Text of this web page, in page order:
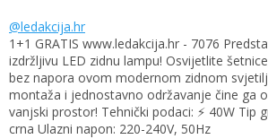
@ledakcija.hr
1+1 GRATIS www.ledakcija.hr - 7076
izdržljivu LED zidnu lampu! Osvijetlite
bez napora ovom modernom zidnom
montaža i jednostavno održavanje čine ga
vanjski prostor! Tehnički podaci: ⚡ 40W Tip
crna Ulazni napon: 220-240V, 50Hz